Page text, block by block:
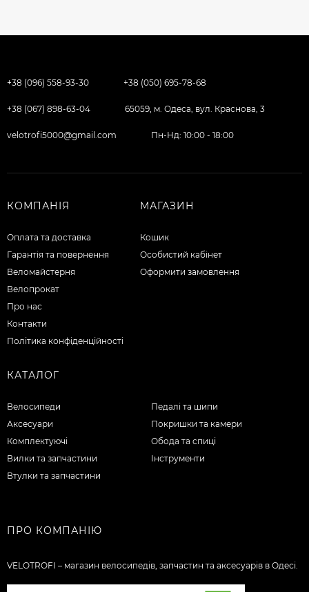
+38 (096) 558-93-30 +38 (050) 695-78-68
+38 (067) 898-63-04 65059, м. Одеса, вул. Краснова, 3
velotrofi5000@gmail.com Пн-Нд: 10:00 - 18:00
КОМПАНІЯ
Оплата та доставка
Гарантія та повернення
Веломайстерня
Велопрокат
Про нас
Контакти
Політика конфіденційності
МАГАЗИН
Кошик
Особистий кабінет
Оформити замовлення
КАТАЛОГ
Велосипеди
Аксесуари
Комплектуючі
Вилки та запчастини
Втулки та запчастини
Педалі та шипи
Покришки та камери
Обода та спиці
Інструменти
ПРО КОМПАНІЮ
VELOTROFI – магазин велосипедів, запчастин та аксесуарів в Одесі.